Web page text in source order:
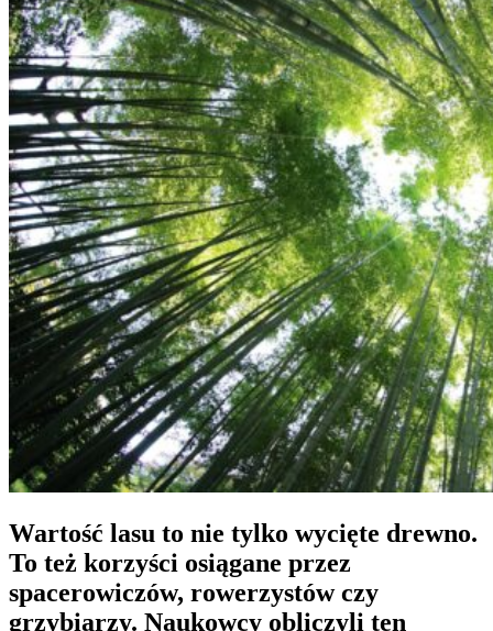
Wartość lasu to nie tylko wycięte drewno.
To też korzyści osiągane przez
spacerowiczów, rowerzystów czy
grzybiarzy. Naukowcy obliczyli ten